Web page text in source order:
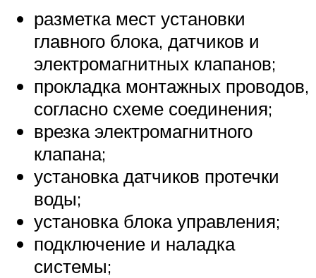
разметка мест установки
главного блока, датчиков и
электромагнитных клапанов;
прокладка монтажных проводов,
согласно схеме соединения;
врезка электромагнитного
клапана;
установка датчиков протечки
воды;
установка блока управления;
подключение и наладка
системы;